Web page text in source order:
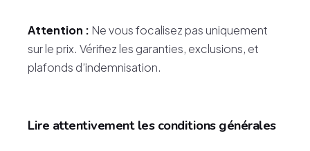
Attention : Ne vous focalisez pas uniquement
sur le prix. Vérifiez les garanties, exclusions, et
plafonds d’indemnisation.
Lire attentivement les conditions générales